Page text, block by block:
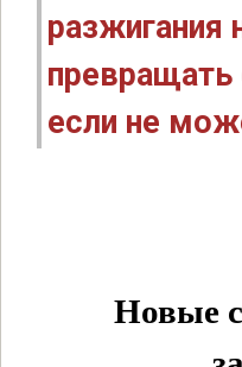
разжигания
превращать
если не
Новые